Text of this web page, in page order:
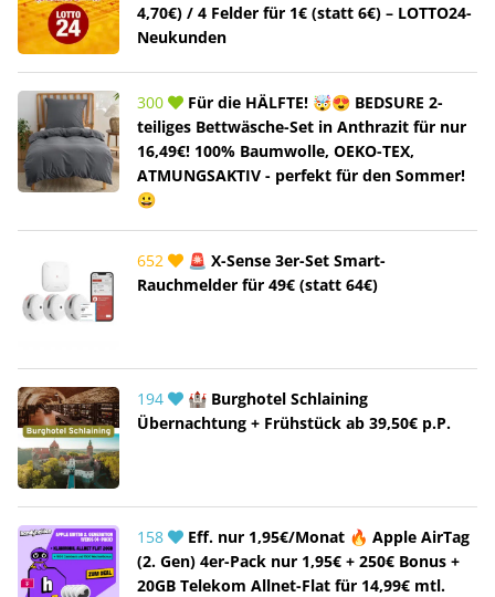
4,70€) / 4 Felder für 1€ (statt 6€) – LOTTO24-
Neukunden
300
Für die HÄLFTE! 🤯😍 BEDSURE 2-
teiliges Bettwäsche-Set in Anthrazit für nur
16,49€! 100% Baumwolle, OEKO-TEX,
ATMUNGSAKTIV - perfekt für den Sommer!
😀
652
🚨 X-Sense 3er-Set Smart-
Rauchmelder für 49€ (statt 64€)
194
🏰 Burghotel Schlaining
Übernachtung + Frühstück ab 39,50€ p.P.
158
Eff. nur 1,95€/Monat 🔥 Apple AirTag
(2. Gen) 4er-Pack nur 1,95€ + 250€ Bonus +
20GB Telekom Allnet-Flat für 14,99€ mtl.